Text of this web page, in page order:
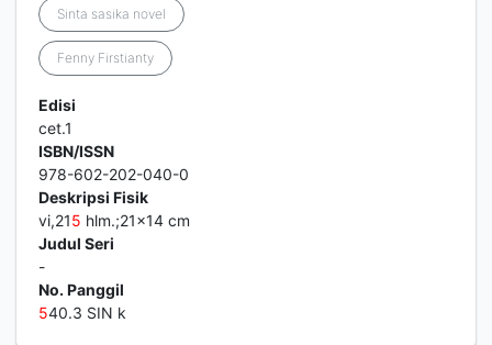
Sinta sasika novel
Fenny Firstianty
Edisi
cet.1
ISBN/ISSN
978-602-202-040-0
Deskripsi Fisik
vi,215 hlm.;21x14 cm
Judul Seri
-
No. Panggil
540.3 SIN k